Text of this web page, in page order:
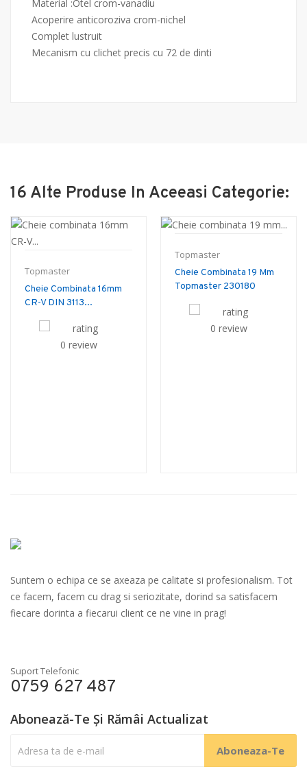
Material :Otel crom-vanadiu
Acoperire anticoroziva crom-nichel
Complet lustruit
Mecanism cu clichet precis cu 72 de dinti
16 Alte Produse In Aceeasi Categorie:
Topmaster
Cheie Combinata 16mm
CR-V DIN 3113...
0 review
Topmaster
Cheie Combinata 19 Mm
Topmaster 230180
0 review
Suntem o echipa ce se axeaza pe calitate si profesionalism. Tot
ce facem, facem cu drag si seriozitate, dorind sa satisfacem
fiecare dorinta a fiecarui client ce ne vine in prag!
Suport Telefonic
0759 627 487
Abonează-Te Și Rămâi Actualizat